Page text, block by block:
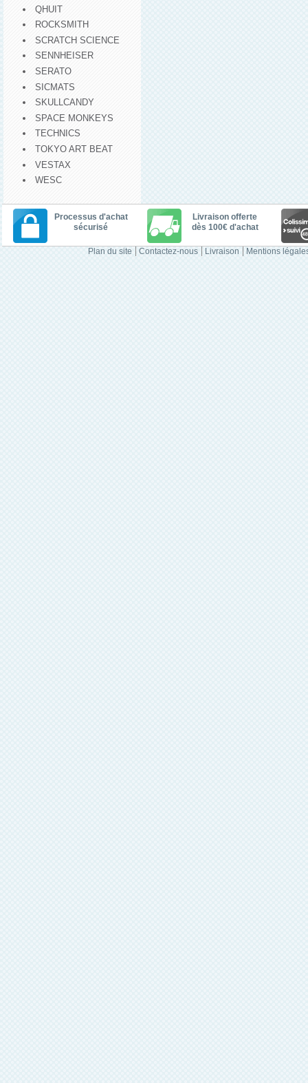
QHUIT
ROCKSMITH
SCRATCH SCIENCE
SENNHEISER
SERATO
SICMATS
SKULLCANDY
SPACE MONKEYS
TECHNICS
TOKYO ART BEAT
VESTAX
WESC
Processus d'achat
sécurisé
Livraison offerte
dès 100€ d'achat
Plan du site Contactez-nous Livraison Mentions